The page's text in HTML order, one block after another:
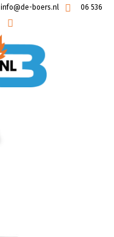
info@de-boers.nl
06 536